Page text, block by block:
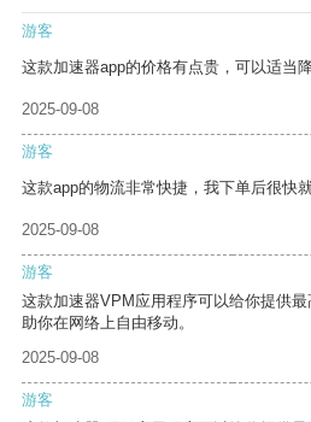
游客
这款加速器app的价格有点贵，可以适当
2025-09-08
游客
这款app的物流非常快捷，我下单后很快
2025-09-08
游客
这款加速器VPM应用程序可以给你提供
助你在网络上自由移动。
2025-09-08
游客